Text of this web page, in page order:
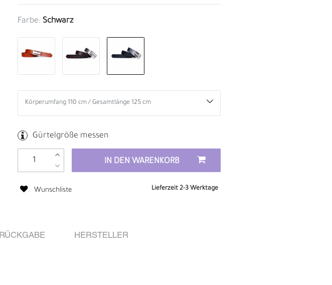
R D
Farbe: Schwarz
Gürtelgröße messen
IN DEN WARENKORB
Wunschliste Lieferzeit 2-3 Werktage
RÜCKGABE HERSTELLER